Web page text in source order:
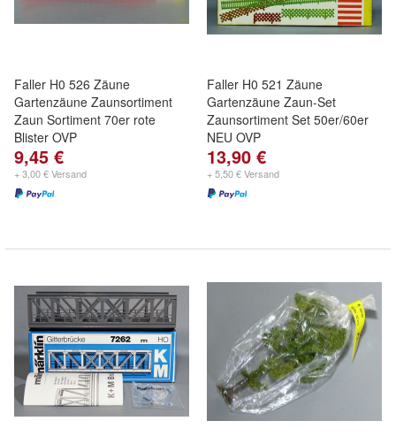
Faller H0 526 Zäune
Gartenzäune Zaunsortiment
Zaun Sortiment 70er rote
Blister OVP
9,45 €
+ 3,00 € Versand
Faller H0 521 Zäune
Gartenzäune Zaun-Set
Zaunsortiment Set 50er/60er
NEU OVP
13,90 €
+ 5,50 € Versand